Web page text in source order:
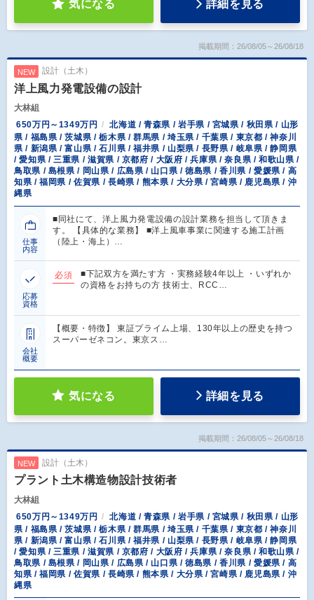
気になる 詳細を見る
掲載期間：26/08/05～26/08/18
NEW 設計（土木）
洋上風力発電設備の設計
大林組
650万円～1349万円
北海道 / 青森県 / 岩手県 / 宮城県 / 秋田県 / 山形
県 / 福島県 / 茨城県 / 栃木県 / 群馬県 / 埼玉県 / 千葉県 / 東京都 / 神奈川
県 / 新潟県 / 富山県 / 石川県 / 福井県 / 山梨県 / 長野県 / 岐阜県 / 静岡県
/ 愛知県 / 三重県 / 滋賀県 / 京都府 / 大阪府 / 兵庫県 / 奈良県 / 和歌山県 /
鳥取県 / 島根県 / 岡山県 / 広島県 / 山口県 / 徳島県 / 香川県 / 愛媛県 / 高
知県 / 福岡県 / 佐賀県 / 長崎県 / 熊本県 / 大分県 / 宮崎県 / 鹿児島県 / 沖
縄県
仕事
内容
■同社にて、洋上風力発電設備の設計業務を担当して頂きま
す。 【具体的な業務】 ■洋上風車事業に関連する施工計画
（陸上・海上）…
応募
資格
必須
■下記双方を満たす方 ・実務経験4年以上 ・いずれか
の資格をお持ちの方 技術士、RCC…
会社
概要
【概要・特徴】 東証プライム上場、130年以上の歴史を持つ
スーパーゼネコン。東京ス…
気になる 詳細を見る
掲載期間：26/08/05～26/08/18
NEW 設計（土木）
プラント土木構造物設計技術者
大林組
650万円～1349万円
北海道 / 青森県 / 岩手県 / 宮城県 / 秋田県 / 山形
県 / 福島県 / 茨城県 / 栃木県 / 群馬県 / 埼玉県 / 千葉県 / 東京都 / 神奈川
県 / 新潟県 / 富山県 / 石川県 / 福井県 / 山梨県 / 長野県 / 岐阜県 / 静岡県
/ 愛知県 / 三重県 / 滋賀県 / 京都府 / 大阪府 / 兵庫県 / 奈良県 / 和歌山県 /
鳥取県 / 島根県 / 岡山県 / 広島県 / 山口県 / 徳島県 / 香川県 / 愛媛県 / 高
知県 / 福岡県 / 佐賀県 / 長崎県 / 熊本県 / 大分県 / 宮崎県 / 鹿児島県 / 沖
縄県